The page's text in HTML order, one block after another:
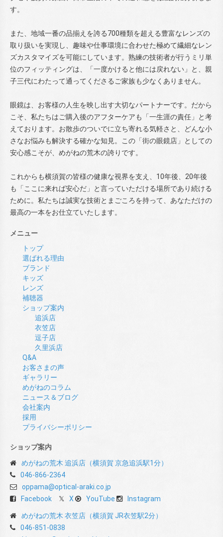
す。
また、地域一番の品揃えを誇る700種類を超える豊富なレンズの
取り扱いを実現し、趣味や仕事環境に合わせた極めて繊細なレン
ズカスタマイズを可能にしています。熟練の技術者が行うミリ単
位のフィッティングは、「一度かけると他には戻れない」と、親
子三代にわたって通ってくださるご家族も少なくありません。
眼鏡は、お客様の人生を映し出す大切なパートナーです。だから
こそ、私たちはご購入後のアフターケアも「一生涯の責任」と考
えております。お散歩のついでに立ち寄れる気軽さと、どんな小
さなお悩みも解決する確かな知見。この「街の眼鏡店」としての
安心感こそが、めがねの荒木の誇りです。
これからも横須賀の皆様の健康な視界を支え、10年後、20年後
も「ここに来れば安心だ」と言っていただける場所であり続ける
ために。私たちは誠実な技術とまごころを持って、あなただけの
最高の一本をお仕立ていたします。
メニュー
トップ
選ばれる理由
ブランド
キッズ
レンズ
補聴器
ショップ案内
追浜店
衣笠店
逗子店
久里浜店
Q&A
お客さまの声
ギャラリー
めがねのコラム
ニュース＆ブログ
会社案内
採用
プライバシーポリシー
ショップ案内
めがねの荒木 追浜店（横須賀 京急追浜駅1分）
046-866-2364
oppama@optical-araki.co.jp
Facebook
X YouTube Instagram
めがねの荒木 衣笠店（横須賀 JR衣笠駅2分）
046-851-0838